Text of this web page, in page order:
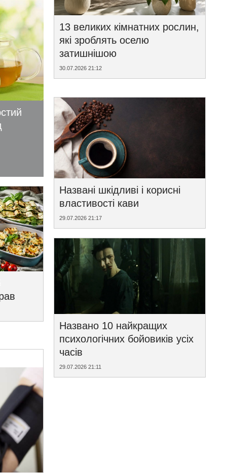
13 великих кімнатних рослин,
які зроблять оселю
затишнішою
30.07.2026 21:12
Названі шкідливі і корисні
властивості кави
29.07.2026 21:17
Названо 10 найкращих
психологічних бойовиків усіх
часів
29.07.2026 21:11